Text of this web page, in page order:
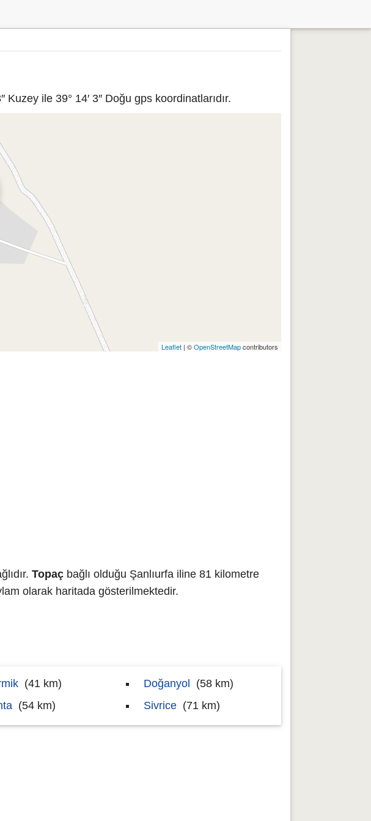
ile 39° 14′ 3″ Doğu gps koordinatlarıdır.
Leaflet | ©OpenStreetMapcontributors
Topaç bağlı olduğu Şanlıurfa iline 81 kilometre
olarak haritada gösterilmektedir.
(41 km)
(54 km)
Doğanyol
(58 km)
Sivrice (71 km)